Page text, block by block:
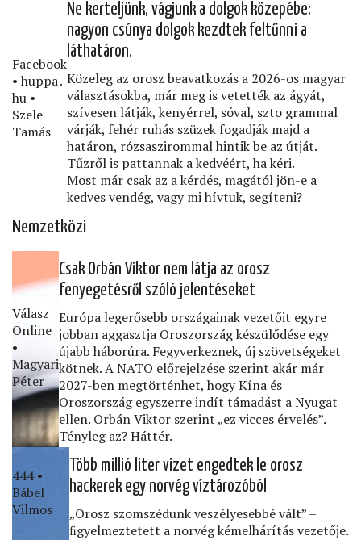
Facebook
• huppa․
hu •
Szele
Tamás
Ne kerteljünk, vágjunk a dolgok közepébe:
nagyon csúnya dolgok kezdtek feltűnni a
láthatáron.
Közeleg az orosz beavatkozás a 2026-os magyar
választásokba, már meg is vetették az ágyát,
szívesen látják, kenyérrel, sóval, szto grammal
várják, fehér ruhás szüzek fogadják majd a
határon, rózsaszirommal hintik be az útját.
Tűzről is pattannak a kedvéért, ha kéri.
Most már csak az a kérdés, magától jön-e a
kedves vendég, vagy mi hívtuk, segíteni?
Nemzetközi
Válasz
Online
•
Magyari
Péter
Csak Orbán Viktor nem látja az orosz
fenyegetésről szóló jelentéseket
Európa legerősebb országainak vezetőit egyre
jobban aggasztja Oroszország készülődése egy
újabb háborúra. Fegyverkeznek, új szövetségeket
kötnek. A NATO előrejelzése szerint akár már
2027-ben megtörténhet, hogy Kína és
Oroszország egyszerre indít támadást a Nyugat
ellen. Orbán Viktor szerint „ez vicces érvelés”.
Tényleg az? Háttér.
444 •
Bábel
Vilmos
Több millió liter vizet engedtek le orosz
hackerek egy norvég víztározóból
„Orosz szomszédunk veszélyesebbé vált” –
ﬁgyelmeztetett a norvég kémelhárítás vezetője.